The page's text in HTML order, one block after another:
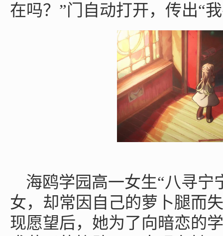
在吗？”门自动打开，传出“
海鸥学园高一女生“八寻宁
女，却常因自己的萝卜腿而
现愿望后，她为了向暗恋的